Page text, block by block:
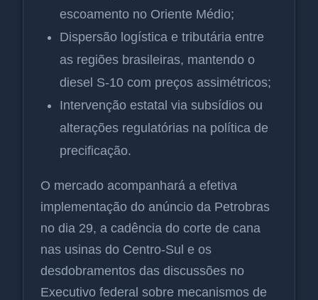
escoamento no Oriente Médio;
Dispersão logística e tributária entre
as regiões brasileiras, mantendo o
diesel S-10 com preços assimétricos;
Intervenção estatal via subsídios ou
alterações regulatórias na política de
precificação.
O mercado acompanhará a efetiva
implementação do anúncio da Petrobras
no dia 29, a cadência do corte de cana
nas usinas do Centro-Sul e os
desdobramentos das discussões no
Executivo federal sobre mecanismos de